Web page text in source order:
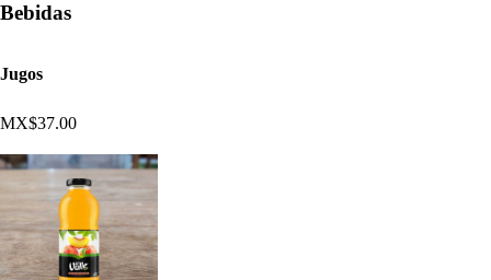
Bebidas
Jugos
MX$37.00